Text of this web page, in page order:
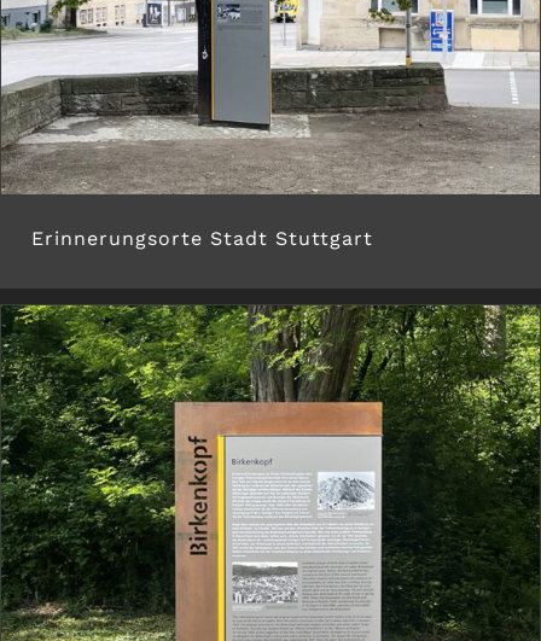
Erinnerungsorte Stadt Stuttgart